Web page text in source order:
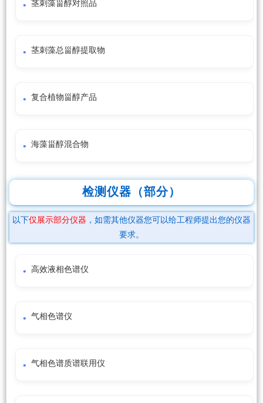
茎刺藻甾醇对照品
茎刺藻总甾醇提取物
复合植物甾醇产品
海藻甾醇混合物
检测仪器（部分）
以下仅展示部分仪器 ，如需其他仪器您可以给工程师提出您的仪器
要求。
高效液相色谱仪
气相色谱仪
气相色谱质谱联用仪